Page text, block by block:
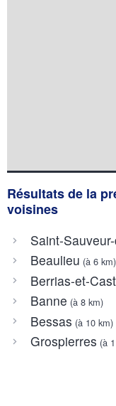
Résultats de la
voisines
Saint-
Beaulieu (à 6 km)
Berrias-et-
Banne (à 8 km)
Bessas (à 10 km)
Grospierres (à